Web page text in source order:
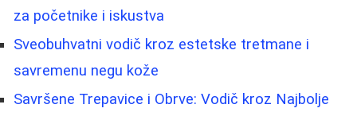
za početnike i iskustva
Sveobuhvatni vodič kroz estetske tretmane i
savremenu negu kože
Savršene Trepavice i Obrve: Vodič kroz Najbolje